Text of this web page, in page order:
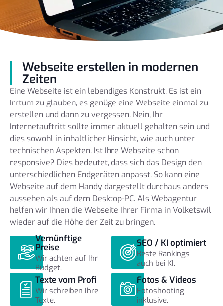
Webseite erstellen in modernen
Zeiten
Eine Webseite ist ein lebendiges Konstrukt. Es ist ein
Irrtum zu glauben, es genüge eine Webseite einmal zu
erstellen und dann zu vergessen. Nein, Ihr
Internetauftritt sollte immer aktuell gehalten sein und
dies sowohl in inhaltlicher Hinsicht, wie auch unter
technischen Aspekten. Ist Ihre Webseite schon
responsive? Dies bedeutet, dass sich das Design den
unterschiedlichen Endgeräten anpasst. So kann eine
Webseite auf dem Handy dargestellt durchaus anders
aussehen als auf dem Desktop-PC. Als Webagentur
helfen wir Ihnen die Webseite Ihrer Firma in Volketswil
wieder auf die Höhe der Zeit zu bringen.
Vernünftige
Preise
Wir achten auf Ihr
Budget.
SEO / KI optimiert
Beste Rankings
auch bei KI.
Texte vom Profi
Wir schreiben Ihre
Texte.
Fotos & Videos
Fotoshooting
inklusive.